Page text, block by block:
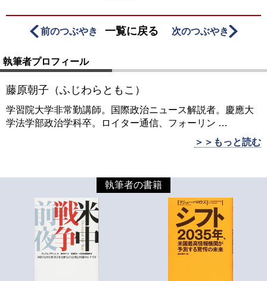
前のつぶやき 一覧に戻る 次のつぶやき
執筆者プロフィール
藤原朝子（ふじわらともこ）
学習院大学非常勤講師。国際政治ニュース解説者。慶應大
学法学部政治学科卒。ロイター通信、フォーリン …
＞＞もっと読む
執筆者の書籍